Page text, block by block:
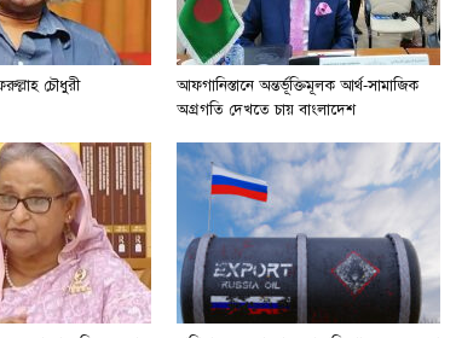
চৌধুরী
আফগানিস্তানে অন্তর্ভূক্তিমূলক আর্থ-সামাজিক
অগ্রগতি দেখতে চায় বাংলাদেশ